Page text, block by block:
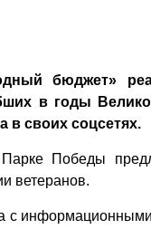
бюджет»
в годы
в своих соцсетях.
Победы
ветеранов.
с